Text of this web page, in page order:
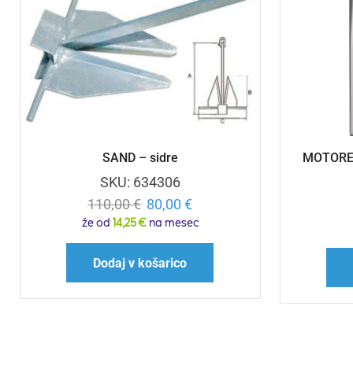
SAND – sidre
SKU: 634306
110,00€ 80,00€
že od 14,25 €na mesec
Dodaj v košarico